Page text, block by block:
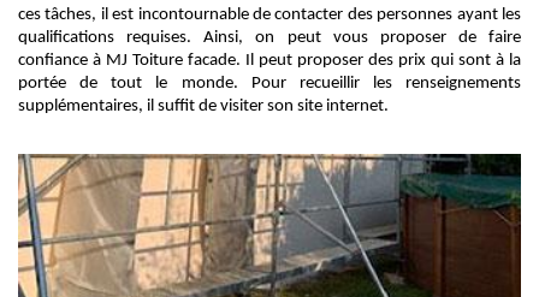
ces tâches, il est incontournable de contacter des personnes ayant les
qualifications requises. Ainsi, on peut vous proposer de faire
confiance à MJ Toiture facade. Il peut proposer des prix qui sont à la
portée de tout le monde. Pour recueillir les renseignements
supplémentaires, il suffit de visiter son site internet.